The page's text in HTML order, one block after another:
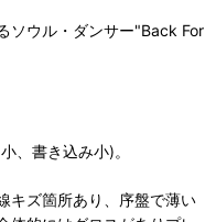
ソウル・ダンサー"Back For
、書き込み小)。
キズ箇所あり、序盤で薄い